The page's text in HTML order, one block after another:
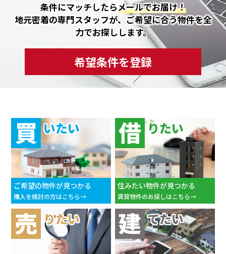
条件にマッチしたらメールでお届け！
地元密着の専門スタッフが、ご希望に合う物件を全
力でお探しします。
希望条件を登録
買 いたい
ご希望の物件が見つかる
購入を検討の方はこちら
借 りたい
住みたい物件が見つかる
賃貸物件のお探しはこちら
売 りたい 建 てたい